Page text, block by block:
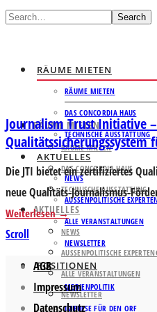
Search
RÄUME MIETEN
RÄUME MIETEN
DAS CONCORDIA HAUS
TECHNISCHE AUSSTATTUNG
AKTUELLES
NEWS
AUSSENPOLITISCHE
ALLE VERANSTALTUNGEN
NEWSLETTER
POSITIONEN
MEDIENPOLITIK
IMPULSE FÜR DEN ORF
RÄUME MIETEN
RÄUME MIETEN
DAS CONCORDIA HAUS
TECHNISCHE AUSSTATTUNG
AKTUELLES
NEWS
AUSSENPOLITISCHE
ALLE VERANSTALTUNGEN
NEWSLETTER
Journalism Trust Initiative
Qualitätssicherungssystem
Die JTI bietet ein zertifiziertes
neue Qualitäts-Journalismus-
Weiterlesen
Scroll
AGB
Impressum
Datenschutz